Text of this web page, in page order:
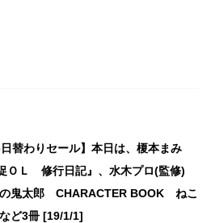
替わりセール】本日は、榎本まみ
ＯＬ 修行日記』、水木プロ(監修)
の鬼太郎 CHARACTER BOOK ねこ
ど3冊 [19/1/1]